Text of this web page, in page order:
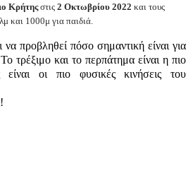
Κρήτηςστις 2 Οκτωβρίου 2022 και τους
και 1000μ για παιδιά.
προβληθεί πόσο σημαντική είναι για
τρέξιμο και το περπάτημα είναι η πιο
οι πιο φυσικές κινήσεις του